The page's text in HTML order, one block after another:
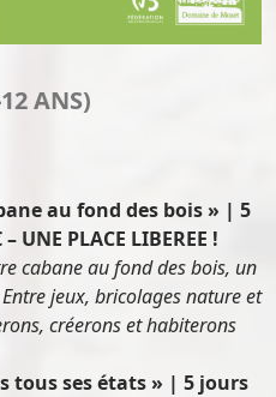
ANS)
au fond des bois » | 5
– UNE PLACE LIBEREE !
cabane au fond des bois, un
jeux, bricolages nature et
créerons et habiterons
tous ses états » | 5 jours